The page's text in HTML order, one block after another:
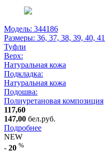
Модель: 344186
Размеры: 36, 37, 38, 39, 40, 41
Туфли
Верх:
Натуральная кожа
Подкладка:
Натуральная кожа
Подошва:
Полиуретановая композиция
117,60
147,00 бел.руб.
Подробнее
NEW
- 20 %